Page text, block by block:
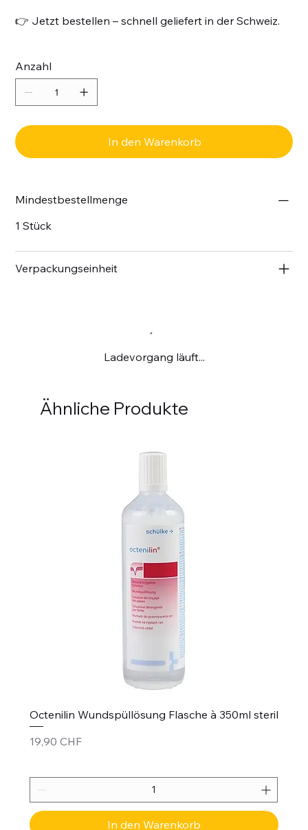
👉 Jetzt bestellen – schnell geliefert in der Schweiz.
Anzahl
In den Warenkorb
Mindestbestellmenge
1 Stück
Verpackungseinheit
Ladevorgang läuft...
Ähnliche Produkte
Octenilin Wundspüllösung Flasche à 350ml steril
Preis
19,90 CHF
In den Warenkorb